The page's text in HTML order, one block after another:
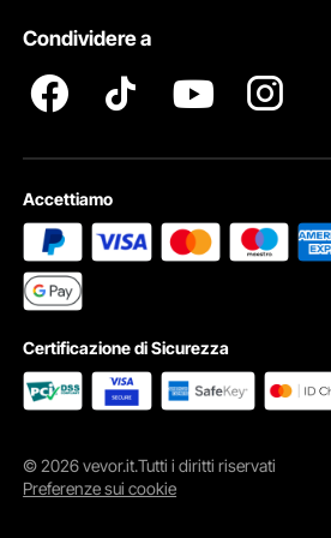
Condividere a
Accettiamo
Certificazione di Sicurezza
© 2026 vevor.it.Tutti i diritti riservati
Preferenze sui cookie